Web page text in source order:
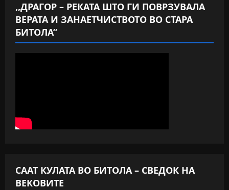
,,ДРАГОР – РЕКАТА ШТО ГИ ПОВРЗУВАЛА
ВЕРАТА И ЗАНАЕТЧИСТВОТО ВО СТАРА
БИТОЛА”
СААТ КУЛАТА ВО БИТОЛА – СВЕДОК НА
ВЕКОВИТЕ